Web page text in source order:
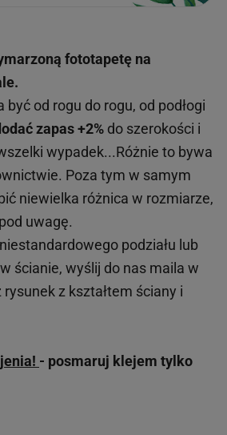
fototapetę na
od rogu do rogu, od podłogi
zapas +2% do szerokości i
wypadek...Różnie to bywa
Poza tym w samym
niewielka różnica w rozmiarze,
uwagę.
podziału lub
ścianie, wyślij do nas maila w
rysunek z kształtem ściany i
- posmaruj klejem tylko